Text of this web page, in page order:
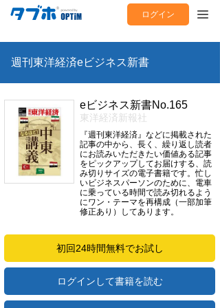
ログイン
週刊東洋経済eビジネス新書
eビジネス新書No.165
東洋経済新報社
『週刊東洋経済』などに掲載された
記事の中から、長く、繰り返し読者
にお読みいただきたい価値ある記事
をピックアップしてお届けする、読
み切りサイズの電子書籍です。忙し
いビジネスパーソンのために、電車
に乗っている時間で読み切れるよう
にワン・テーマを再構成（一部加筆
修正あり）してあります。
初回24時間無料でお試し
ログインして書籍を読む